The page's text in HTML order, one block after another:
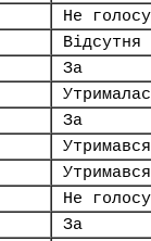
Не
Відсутня
За
За
Утримався
Утримався
Не
За